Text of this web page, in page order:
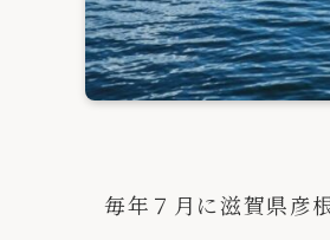
毎年７月に滋賀県彦